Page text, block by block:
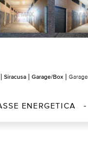
Siracusa Garage/Box
ENERGETICA